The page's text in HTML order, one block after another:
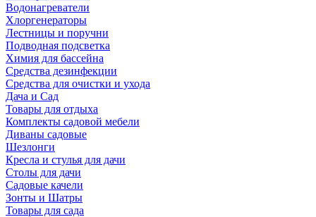
Водонагреватели
Хлоргенераторы
Лестницы и поручни
Подводная подсветка
Химия для бассейна
Средства дезинфекции
Средства для очистки и ухода
Дача и Сад
Товары для отдыха
Комплекты садовой мебели
Диваны садовые
Шезлонги
Кресла и стулья для дачи
Столы для дачи
Садовые качели
Зонты и Шатры
Товары для сада